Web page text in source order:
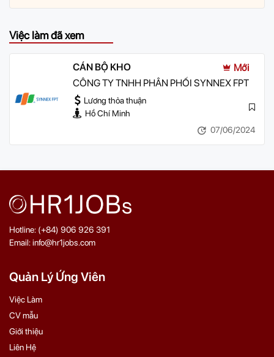
Việc làm đã xem
CÁN BỘ KHO
Mới
CÔNG TY TNHH PHÂN PHỐI SYNNEX FPT
Lương thỏa thuận
Hồ Chí Minh
07/06/2024
Hotline: (+84) 906 926 391
Email: info@hr1jobs.com
Quản Lý Ứng Viên
Việc Làm
CV mẫu
Giới thiệu
Liên Hệ